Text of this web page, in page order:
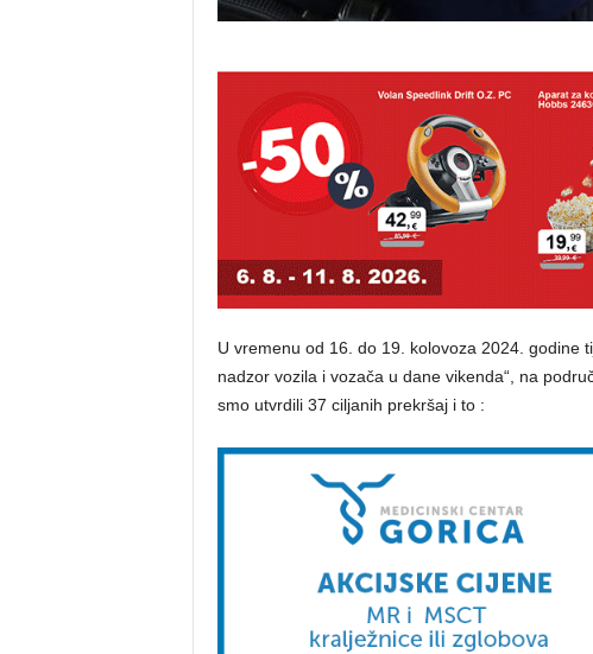
U vremenu od 16. do 19. kolovoza 2024. godine
nadzor vozila i vozača u dane vikenda“, na
smo utvrdili 37 ciljanih prekršaj i to :